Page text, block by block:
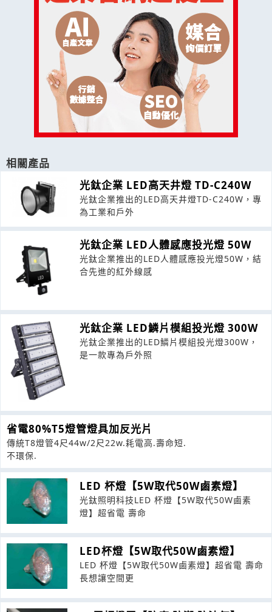
相關產品
光鈦企業 LED高天井燈 TD-C240W
光鈦企業推出的LED高天井燈TD-C240W，專
為工業和戶外
光鈦企業 LED人體感應投光燈 50W
光鈦企業推出的LED人體感應投光燈50W，結
合先進的紅外線感
光鈦企業 LED鱗片模組投光燈 300W
光鈦企業推出的LED鱗片模組投光燈300W，
是一款專為戶外照
省電80%T5燈管燈具加反光片
傳統T8燈管4尺44w/2尺22w.耗電高.壽命短.
不環保.
LED 杯燈【5W取代50W鹵素燈】
光鈦照明科技LED 杯燈【5W取代50W鹵素
燈】超省電 壽命
LED杯燈【5W取代50W鹵素燈】
LED 杯燈【5W取代50W鹵素燈】超省電 壽命
長想讓空間更